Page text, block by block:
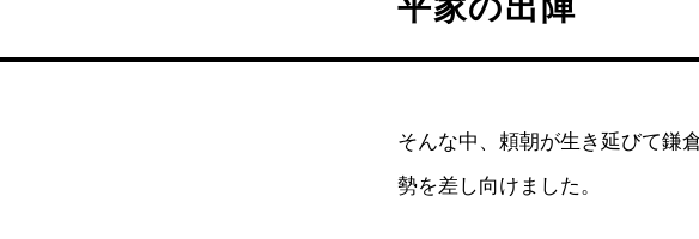
平家の出陣
そんな中、頼朝が生き延びて鎌
勢を差し向けました。